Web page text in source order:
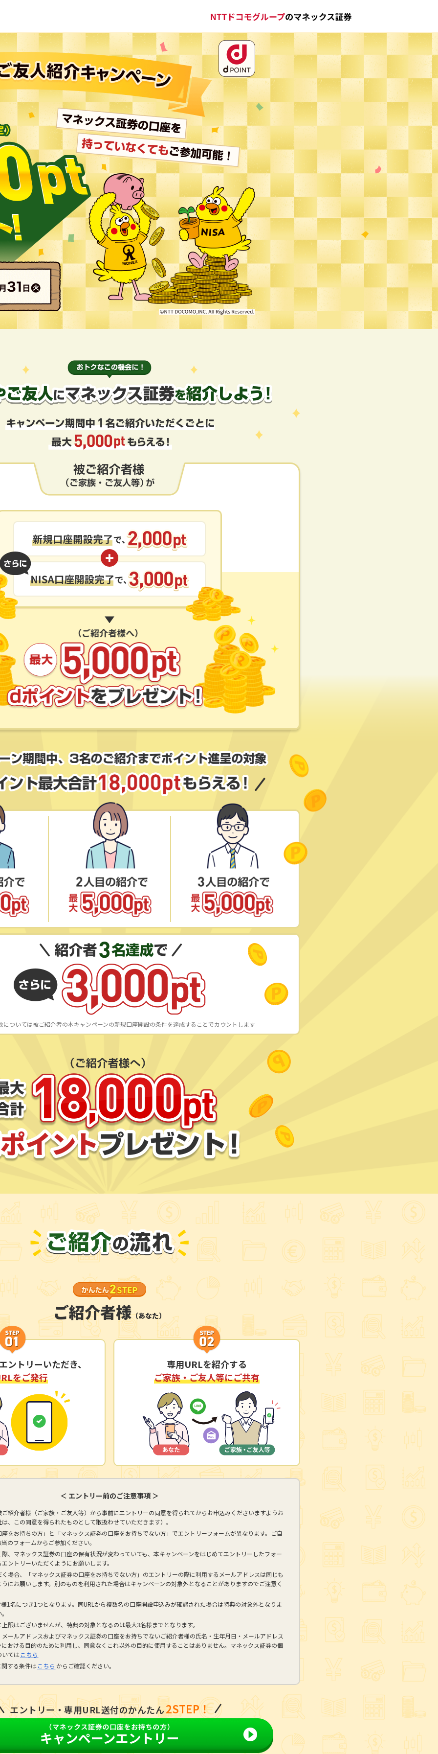
については被ご紹介者の本キャンペーンの新規口座開設の条件を達成することでカウントします
ご紹介者様（あなた）
ントリーいただき、
をご発行
専用URLを紹介する
ご家族・ご友人等にご共有
＜ エントリー前のご注意事項 ＞
紹介者様（ご家族・ご友人等）から事前にエントリーの同意を得られてからお申込みくださいますようお
、この同意を得られたものとして取扱わせていただきます）。
をお持ちの方」と「マネックス証券の口座をお持ちでない方」でエントリーフォームが異なります。ご自
のフォームからご参加ください。
、マネックス証券の口座の保有状況が変わっていても、本キャンペーンをはじめてエントリーしたフォー
ントリーいただくようにお願いします。
場合、「マネックス証券の口座をお持ちでない方」のエントリーの際に利用するメールアドレスは同じも
にお願いします。別のものを利用された場合はキャンペーンの対象外となることがありますのでご注意く
1名につき1つとなります。同URLから複数名の口座開設申込みが確認された場合は特典の対象外となりま
限はございませんが、特典の対象となるのは最大3名様までとなります。
ールアドレスおよびマネックス証券の口座をお持ちでないご紹介者様の氏名・生年月日・メールアドレス
おける目的のために利用し、同意なくこれ以外の目的に使用することはありません。マネックス証券の個
いてはこちら
する条件はこちら からご確認ください。
エントリー・専用URL送付のかんたん2STEP！